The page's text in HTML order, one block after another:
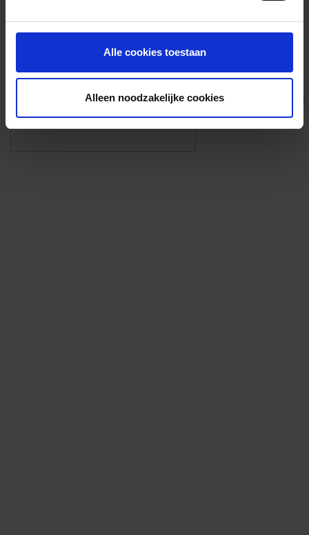
Alle cookies toestaan
Alleen noodzakelijke cookies
Foto’s ({{photos.length}})
Eigen foto’s